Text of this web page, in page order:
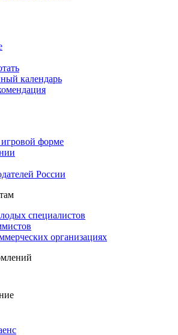
календарь
форме
России
специалистов
организациях